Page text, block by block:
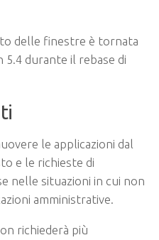
delle finestre è tornata
5.4 durante il rebase di
le applicazioni dal
e le richieste di
nelle situazioni in cui non
amministrative.
richiederà più